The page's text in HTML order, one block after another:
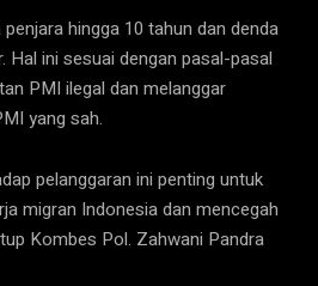
hingga 10 tahun dan denda
Hal ini sesuai dengan pasal-pasal
PMI ilegal dan melanggar
yang sah.
pelanggaran ini penting untuk
migran Indonesia dan mencegah
Kombes Pol. Zahwani Pandra